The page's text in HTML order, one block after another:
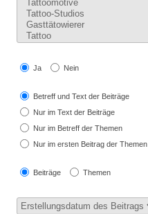
Ja Nein
Betreff und Text der Beiträge
Nur im Text der Beiträge
Nur im Betreff der Themen
Nur im ersten Beitrag der Themen
Beiträge Themen